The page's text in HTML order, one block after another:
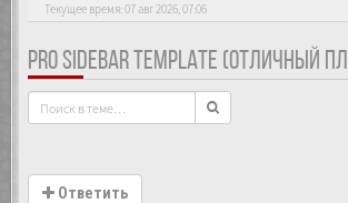
Текущее время: 07 авг 2026, 07:06
PRO SIDEBAR TEMPLATE (ОТЛИЧНЫЙ
Ответить